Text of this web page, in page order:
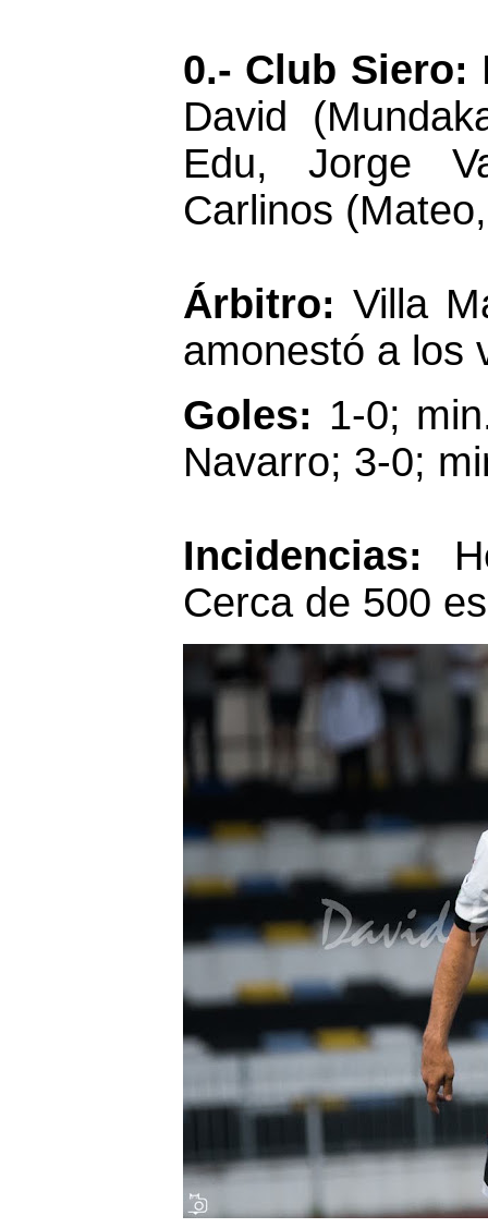
0.- Club Siero:
David
Edu, Jorge
Carlinos
Árbitro: Villa
amonestó a los
Goles: 1-0;
Navarro; 3-0;
Incidencias:
Cerca de 500